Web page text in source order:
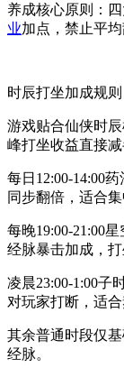
养成核心原则：
业加点，禁止平
时辰打坐加成规
游戏贴合仙侠时
峰打坐收益直接减
每日12:00-14:00
同步翻倍，适合
每晚19:00-21:00
经脉暴击加成，
凌晨23:00-1:00子
对玩家打断，适
其余普通时段仅
经脉。